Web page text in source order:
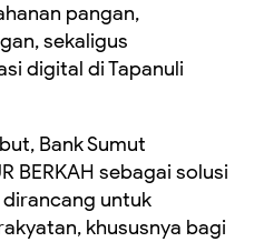
pangan,
sekaligus
digital di Tapanuli
Bank Sumut
BERKAH sebagai solusi
untuk
khususnya bagi